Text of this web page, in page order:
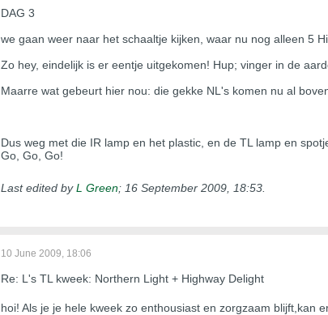
DAG 3
we gaan weer naar het schaaltje kijken, waar nu nog alleen 5
Zo hey, eindelijk is er eentje uitgekomen! Hup; vinger in de
Maarre wat gebeurt hier nou: die gekke NL's komen nu al
Dus weg met die IR lamp en het plastic, en de TL lamp en
Go, Go, Go!
Last edited byL Green; 16 September 2009, 18:53
10 June 2009, 18:06
Re: L's TL kweek: Northern Light + Highway Delight
hoi! Als je je hele kweek zo enthousiast en zorgzaam blijft,kan